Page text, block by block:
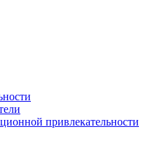
привлекательности